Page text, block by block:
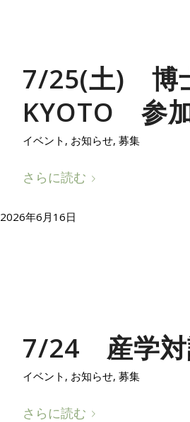
7/25(土) 博
KYOTO 参
イベント , お知らせ, 募集
さらに読む
2026年6月16日
7/24 産学対
イベント , お知らせ, 募集
さらに読む